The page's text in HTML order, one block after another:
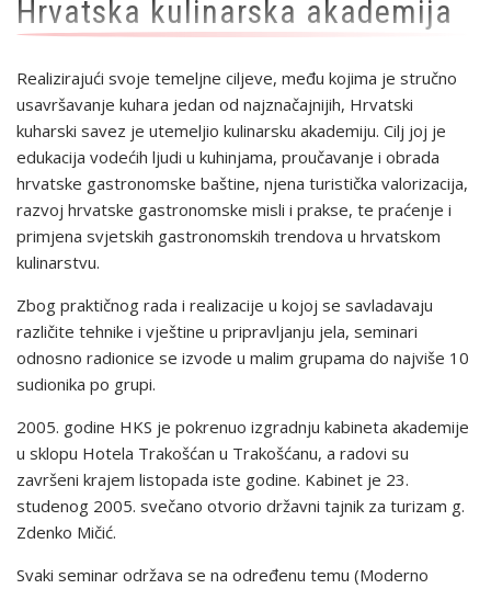
Hrvatska kulinarska akademija
Realizirajući svoje temeljne ciljeve, među kojima je stručno
usavršavanje kuhara jedan od najznačajnijih, Hrvatski
kuharski savez je utemeljio kulinarsku akademiju. Cilj joj je
edukacija vodećih ljudi u kuhinjama, proučavanje i obrada
hrvatske gastronomske baštine, njena turistička valorizacija,
razvoj hrvatske gastronomske misli i prakse, te praćenje i
primjena svjetskih gastronomskih trendova u hrvatskom
kulinarstvu.
Zbog praktičnog rada i realizacije u kojoj se savladavaju
različite tehnike i vještine u pripravljanju jela, seminari
odnosno radionice se izvode u malim grupama do najviše 10
sudionika po grupi.
2005. godine HKS je pokrenuo izgradnju kabineta akademije
u sklopu Hotela Trakošćan u Trakošćanu, a radovi su
završeni krajem listopada iste godine. Kabinet je 23.
studenog 2005. svečano otvorio državni tajnik za turizam g.
Zdenko Mičić.
Svaki seminar održava se na određenu temu (Moderno